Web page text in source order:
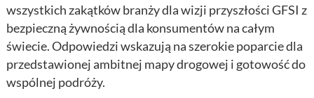
wszystkich zakątków branży dla wizji przyszłości GFSI z
bezpieczną żywnością dla konsumentów na całym
świecie. Odpowiedzi wskazują na szerokie poparcie dla
przedstawionej ambitnej mapy drogowej i gotowość do
wspólnej podróży.